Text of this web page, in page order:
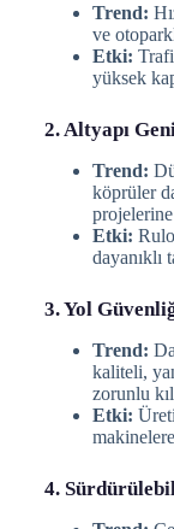
Trend:
ve
Etki:
yüksek
2. Altyapı
Trend:
köprüler
projelerine
Etki:
dayanıklı
3. Yol
Trend:
kaliteli,
zorunlu
Etki:
makinelere
4.